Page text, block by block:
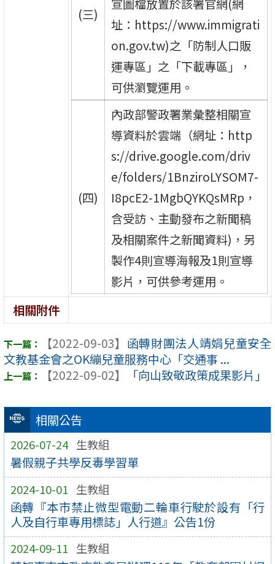
相關公告
2026-07-24 生教組
暑假親子共學反毒學習單
2024-10-01 生教組
函轉『本市禁止微型電動二輪車行駛於設有「行
人及自行車專用標誌」人行道』公告1份
2024-09-11 生教組
(三)
宣圖檔放置於該署官網(網
址：https://www.immigrati
on.gov.tw)之「防制人口販
運專區」之「下載專區」，
可供瀏覽運用。
(四)
內政部警政署業彙整相關宣
導資料於雲端（網址：http
s://drive.google.com/driv
e/folders/1BnziroLYSOM7-
I8pcE2-1MgbQYKQsMRp，
含受訪、主動發布之新聞稿
及相關案件之新聞資料)，另
製作4則宣導海報及1則宣導
影片，可供參考運用。
相關附件
【2022-09-03】 函轉財團法人靖娟兒童安全
文教基金會之OK繃兒童服務中心「交通事 ...
【2022-09-02】
「向山致敬政策成果影片」